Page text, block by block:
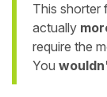
This shorter
actually
require the
You